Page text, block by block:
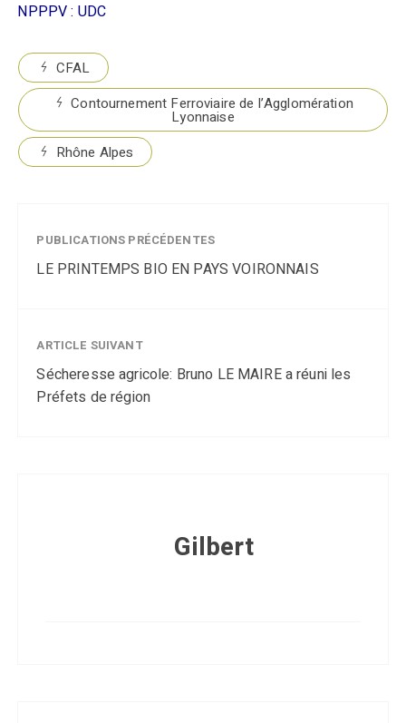
NPPPV : UDC
CFAL
Contournement Ferroviaire de l’Agglomération
Lyonnaise
Rhône Alpes
PUBLICATIONS PRÉCÉDENTES
LE PRINTEMPS BIO EN PAYS VOIRONNAIS
ARTICLE SUIVANT
Sécheresse agricole: Bruno LE MAIRE a réuni les
Préfets de région
Gilbert